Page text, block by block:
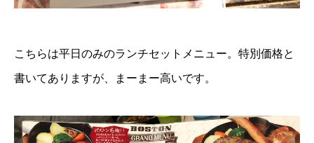
こちらは平日のみのランチセットメニュー。特別価格と
書いてありますが、まーまー高いです。